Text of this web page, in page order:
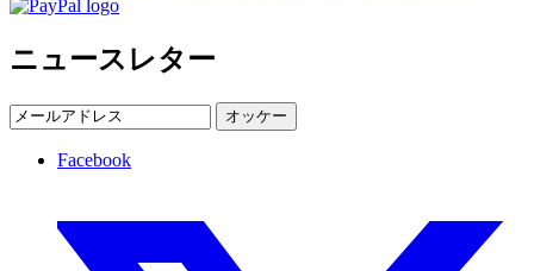
ニュースレター
オッケー
Facebook